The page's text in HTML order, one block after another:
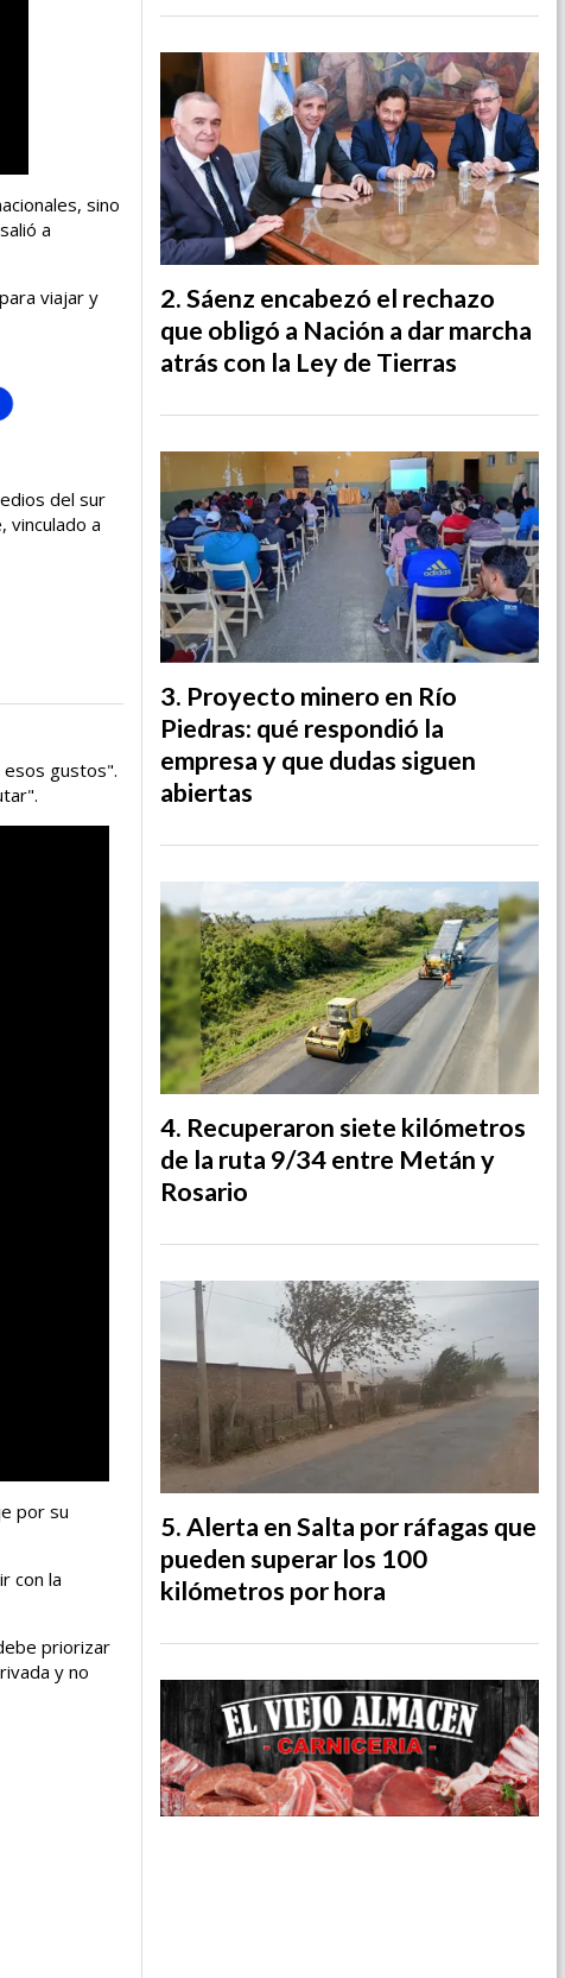
sino
a
viajar y
del sur
vinculado a
gustos".
por su
con la
priorizar
y no
Sáenz encabezó el rechazo
que obligó a Nación a dar marcha
atrás con la Ley de Tierras
Proyecto minero en Río
Piedras: qué respondió la
empresa y que dudas siguen
abiertas
Recuperaron siete kilómetros
de la ruta 9/34 entre Metán y
Rosario
Alerta en Salta por ráfagas que
pueden superar los 100
kilómetros por hora